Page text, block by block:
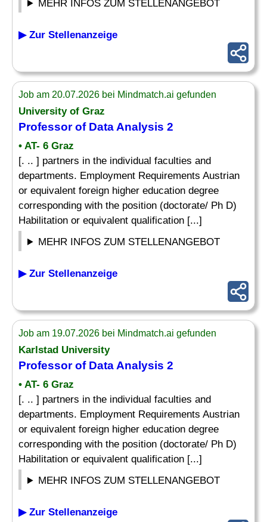
MEHR INFOS ZUM STELLENANGEBOT
▶ Zur Stellenanzeige
Job am 20.07.2026 bei Mindmatch.ai gefunden
University of Graz
Professor of Data Analysis 2
• AT- 6 Graz
[. .. ] partners in the individual faculties and
departments. Employment Requirements Austrian
or equivalent foreign higher education degree
corresponding with the position (doctorate/ Ph D)
Habilitation or equivalent qualification [...]
MEHR INFOS ZUM STELLENANGEBOT
▶ Zur Stellenanzeige
Job am 19.07.2026 bei Mindmatch.ai gefunden
Karlstad University
Professor of Data Analysis 2
• AT- 6 Graz
[. .. ] partners in the individual faculties and
departments. Employment Requirements Austrian
or equivalent foreign higher education degree
corresponding with the position (doctorate/ Ph D)
Habilitation or equivalent qualification [...]
MEHR INFOS ZUM STELLENANGEBOT
▶ Zur Stellenanzeige